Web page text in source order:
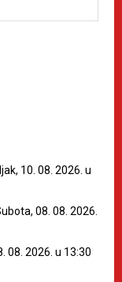
10. 08. 2026. u
08. 08. 2026.
08. 2026. u 13:30